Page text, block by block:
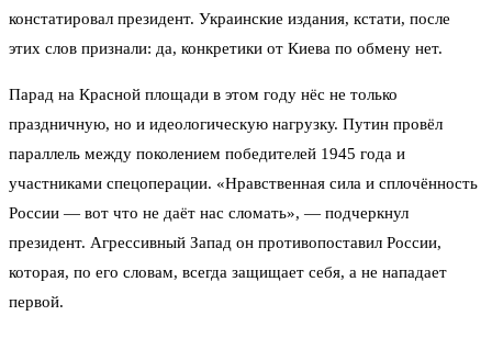
констатировал президент. Украинские издания, кстати, после
этих слов признали: да, конкретики от Киева по обмену нет.
Парад на Красной площади в этом году нёс не только
праздничную, но и идеологическую нагрузку. Путин провёл
параллель между поколением победителей 1945 года и
участниками спецоперации. «Нравственная сила и сплочённость
России — вот что не даёт нас сломать», — подчеркнул
президент. Агрессивный Запад он противопоставил России,
которая, по его словам, всегда защищает себя, а не нападает
первой.